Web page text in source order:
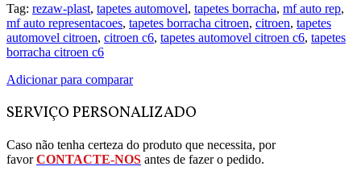
Tag: rezaw-plast, tapetes automovel, tapetes borracha, mf auto rep,
mf auto representacoes, tapetes borracha citroen, citroen, tapetes
automovel citroen, citroen c6, tapetes automovel citroen c6, tapetes
borracha citroen c6
Adicionar para comparar
SERVIÇO PERSONALIZADO
Caso não tenha certeza do produto que necessita, por
favorCONTACTE-NOS antes de fazer o pedido.